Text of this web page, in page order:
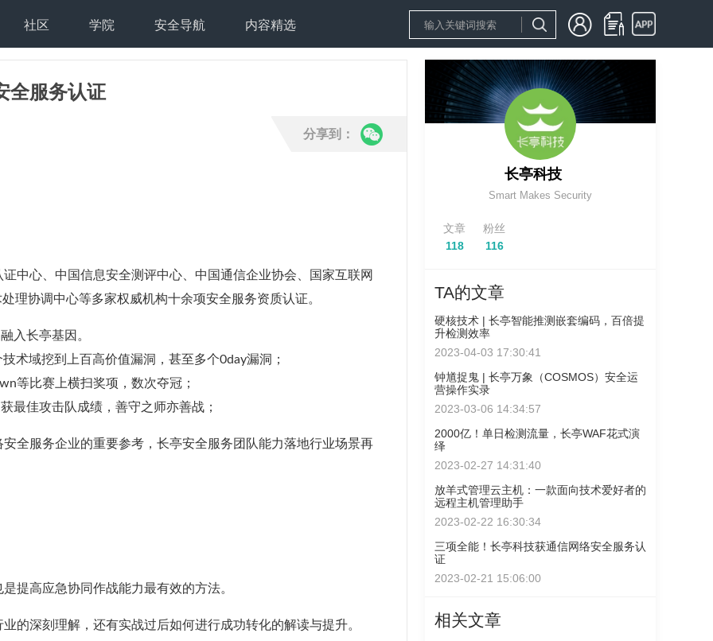
社区 学院 安全导航 内容精选
全服务认证
中心、中国信息安全测评中心、中国通信企业协会、国家互联网
理协调中心等多家权威机构十余项安全服务资质认证。
入长亭基因。
术域挖到上百高价值漏洞，甚至多个0day漏洞；
等比赛上横扫奖项，数次夺冠；
最佳攻击队成绩，善守之师亦善战；
全服务企业的重要参考，长亭安全服务团队能力落地行业场景再
提高应急协同作战能力最有效的方法。
的深刻理解，还有实战过后如何进行成功转化的解读与提升。
分享到：
长亭科技
Smart Makes Security
文章
118
粉丝
116
TA的文章
硬核技术 | 长亭智能推测嵌套编码，百倍提
升检测效率
2023-04-03 17:30:41
钟馗捉鬼 | 长亭万象（COSMOS）安全运
营操作实录
2023-03-06 14:34:57
2000亿！单日检测流量，长亭WAF花式演
绎
2023-02-27 14:31:40
放羊式管理云主机：一款面向技术爱好者的
远程主机管理助手
2023-02-22 16:30:34
三项全能！长亭科技获通信网络安全服务认
证
2023-02-21 15:06:00
相关文章